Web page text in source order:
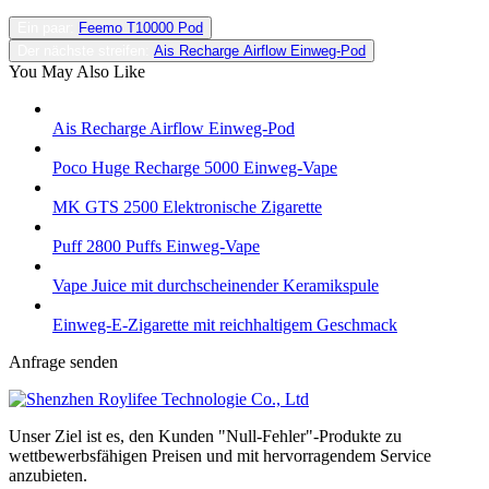
Feemo T10000 Pod
Ais Recharge Airflow Einweg-Pod
You May Also Like
Ais Recharge Airflow Einweg-Pod
Poco Huge Recharge 5000 Einweg-Vape
MK GTS 2500 Elektronische Zigarette
Puff 2800 Puffs Einweg-Vape
Vape Juice mit durchscheinender Keramikspule
Einweg-E-Zigarette mit reichhaltigem Geschmack
Anfrage senden
Unser Ziel ist es, den Kunden "Null-Fehler"-Produkte zu
wettbewerbsfähigen Preisen und mit hervorragendem Service
anzubieten.